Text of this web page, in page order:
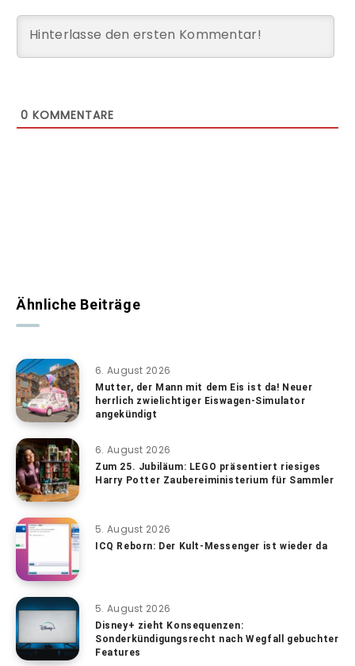
0 KOMMENTARE
Ähnliche Beiträge
6. August 2026
Mutter, der Mann mit dem Eis ist da! Neuer
herrlich zwielichtiger Eiswagen-Simulator
angekündigt
6. August 2026
Zum 25. Jubiläum: LEGO präsentiert riesiges
Harry Potter Zaubereiministerium für Sammler
5. August 2026
ICQ Reborn: Der Kult-Messenger ist wieder da
5. August 2026
Disney+ zieht Konsequenzen:
Sonderkündigungsrecht nach Wegfall gebuchter
Features